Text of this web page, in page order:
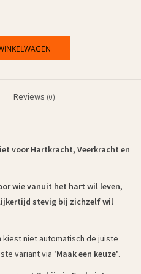
Reviews (0)
voor Hartkracht, Veerkracht en
wie vanuit het hart wil leven,
stevig bij zichzelf wil
niet automatisch de juiste
variant via 'Maak een keuze'.